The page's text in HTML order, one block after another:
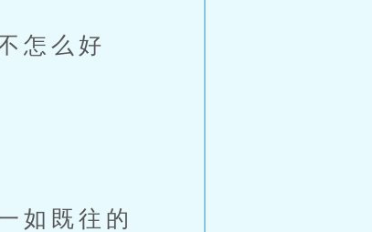
怎么好
如既往的